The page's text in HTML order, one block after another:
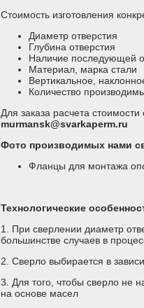
Стоимость изготовления
Диаметр отверстия
Глубина отверстия
Наличие последующей
Материал, марка стали
Вертикальное,
Количество
Для заказа расчета
murmansk@svarkaperm.ru
Фото производимых нами
Фланцы для монтажа
Технологические
1. При сверлении диаметр
большинстве случаев в
2. Сверло выбирается в
3. Для того, чтобы сверло не
на основе масел